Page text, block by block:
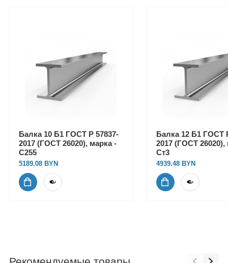
Балка 10 Б1 ГОСТ Р 57837-
2017 (ГОСТ 26020), марка -
С255
5189.08
Балка 12 Б1 ГОСТ
2017 (ГОСТ 26020),
Ст3
4939.48